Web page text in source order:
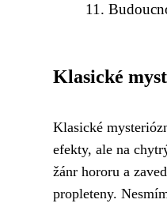
Klasické
Klasické
efekty, ale na
žánr hororu a
propleteny.